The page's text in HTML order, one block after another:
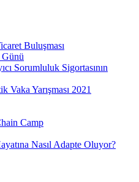
Buluşması
Sorumluluk Sigortasının
Vaka Yarışması 2021
Camp
Nasıl Adapte Oluyor?